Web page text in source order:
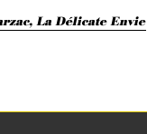
La Délicate Envie